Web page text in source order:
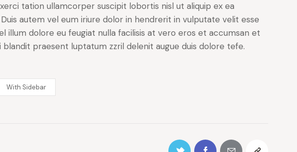
tation ullamcorper suscipit lobortis nisl ut aliquip ex ea
autem vel eum iriure dolor in hendrerit in vulputate velit esse
illum dolore eu feugiat nulla facilisis at vero eros et accumsan et
blandit praesent luptatum zzril delenit augue duis dolore tefe.
With Sidebar